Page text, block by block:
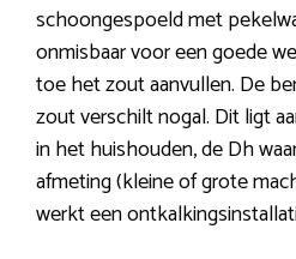
schoongespoeld met
onmisbaar voor een goede
toe het zout aanvullen. De
zout verschilt nogal. Dit ligt
in het huishouden, de Dh
afmeting (kleine of grote
werkt een